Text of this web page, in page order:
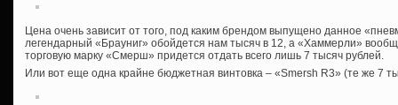
Цена очень зависит от того, под каким брендом выпущено данное
легендарный «Брауниг» обойдется нам тысяч в 12, а «Хаммерли»
торговую марку «Смерш» придется отдать всего лишь 7 тысяч рублей.
Или вот еще одна крайне бюджетная винтовка – «Smersh R3» (те же 7